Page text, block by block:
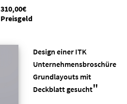
310,00€
Preisgeld
Design einer ITK
Unternehmensbroschüre
Grundlayouts mit
Deckblatt gesucht"